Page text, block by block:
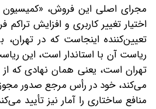
اختیار تغییر کاربری و افزایش تراکم
تعیین‌کننده اینجاست که در تهران،
ریاست آن با استاندار است، این
تهران است، یعنی همان نهادی که
می‌کند، خود در رأس مرجع صدور
منافع ساختاری را آمار نیز تأیید